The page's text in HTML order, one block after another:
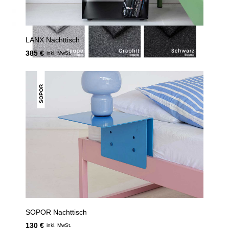
LANX Nachttisch
385 € inkl. MwSt.
SOPOR
SOPOR Nachttisch
130 € inkl. MwSt.